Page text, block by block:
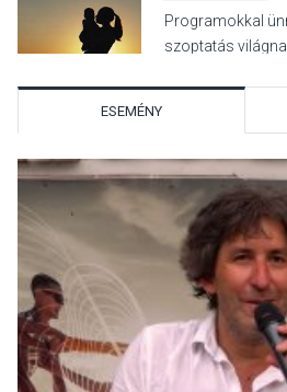
Programokkal
szoptatás
TERMÉSZETI
Hamarosan lehet
regisztrálni az
erdő programra
SPORT
ESEMÉNY